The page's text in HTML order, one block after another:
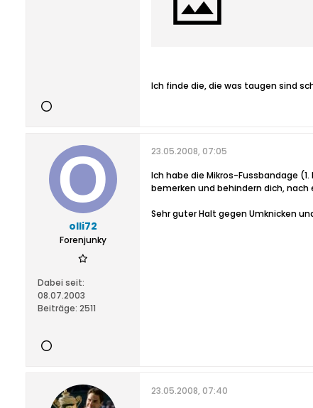
Ich finde die, die was taugen sind
olli72
Forenjunky
Dabei seit:
08.07.2003
Beiträge: 2511
23.05.2008, 07:05
Ich habe die Mikros-Fussbandage
bemerken und behindern dich, nach
Sehr guter Halt gegen Umknicken
23.05.2008, 07:40